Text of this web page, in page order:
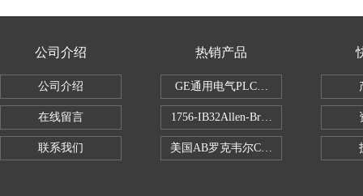
公司介绍
公司介绍
在线留言
联系我们
热销产品
GE通用电气PLC控制器
1756-IB32Allen-Bradley1756IB32数字
美国AB罗克韦尔CPU处理器